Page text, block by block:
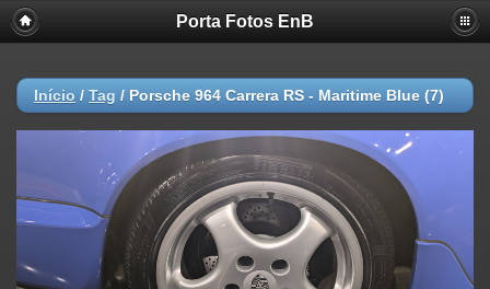
Porta Fotos EnB
Início / Tag / Porsche 964 Carrera RS - Maritime Blue (7)